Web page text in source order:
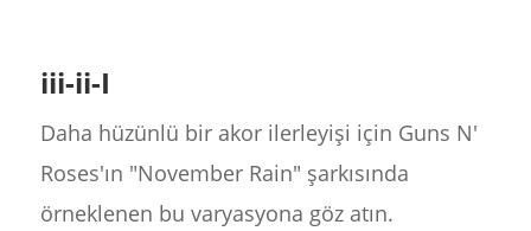
iii-ii-I
Daha hüzünlü bir akor ilerleyişi için Guns N'
Roses'ın "November Rain" şarkısında
örneklenen bu varyasyona göz atın.